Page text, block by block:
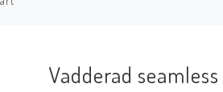
Vadderad